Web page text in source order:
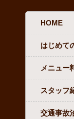
HOME
はじめて
メニュー
スタッフ
交通事故